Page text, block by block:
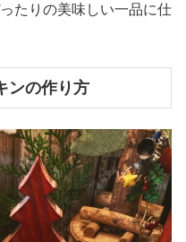
たりの美味しい一品に仕
ンの作り方